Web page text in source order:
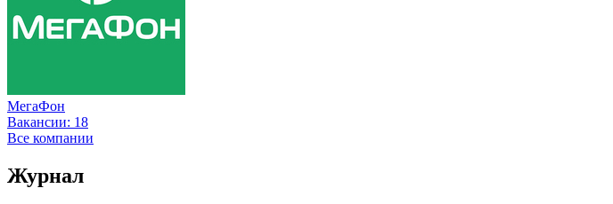
МегаФон
Вакансии: 18
Все компании
Журнал